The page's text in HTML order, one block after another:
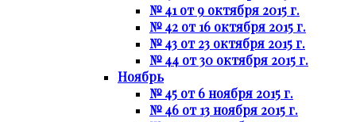
№ 41 от 9 октября 2015 г.
№ 42 от 16 октября 2015 г.
№ 43 от 23 октября 2015 г.
№ 44 от 30 октября 2015 г.
Ноябрь
№ 45 от 6 ноября 2015 г.
№ 46 от 13 ноября 2015 г.